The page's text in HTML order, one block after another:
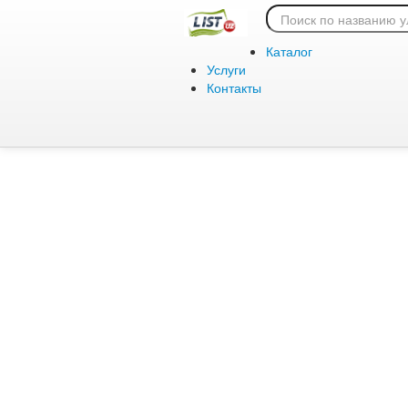
Каталог
Услуги
Контакты
Ошибка